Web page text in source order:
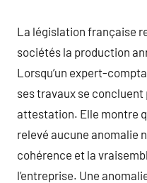
La législation française
sociétés la production
Lorsqu’un expert-
ses travaux se concluent
attestation. Elle montre
relevé aucune anomalie
cohérence et la
l’entreprise. Une